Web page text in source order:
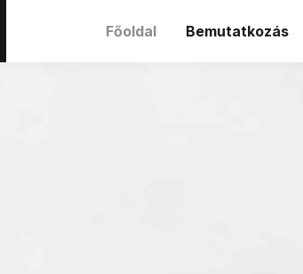
Főoldal Bemutatkozás